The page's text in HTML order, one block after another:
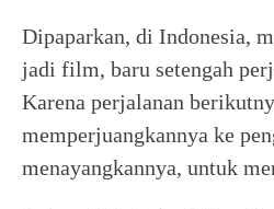
Dipaparkan, di Indonesia,
jadi film, baru setengah
Karena perjalanan
memperjuangkannya ke
menayangkannya, untuk